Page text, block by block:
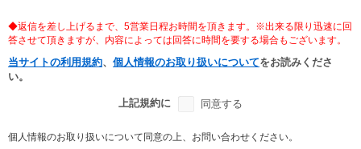
◆返信を差し上げるまで、5営業日程お時間を頂きます。※出来る限り迅速に回
答させて頂きますが、内容によっては回答に時間を要する場合もございます。
当サイトの利用規約、 個人情報のお取り扱いについてをお読みくださ
い。
上記規約に 同意する
個人情報のお取り扱いについて同意の上、お問い合わせください。